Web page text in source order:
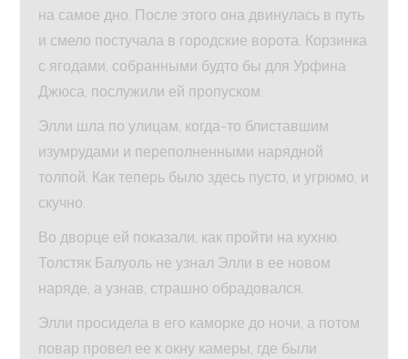
на самое дно. После этого она двинулась в путь
и смело постучала в городские ворота. Корзинка
с ягодами, собранными будто бы для Урфина
Джюса, послужили ей пропуском.
Элли шла по улицам, когда-то блиставшим
изумрудами и переполненными нарядной
толпой. Как теперь было здесь пусто, и угрюмо, и
скучно.
Во дворце ей показали, как пройти на кухню.
Толстяк Балуоль не узнал Элли в ее новом
наряде, а узнав, страшно обрадовался.
Элли просидела в его каморке до ночи, а потом
повар провел ее к окну камеры, где были